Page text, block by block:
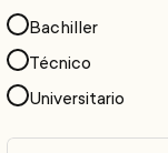
Bachiller
Técnico
Universitario